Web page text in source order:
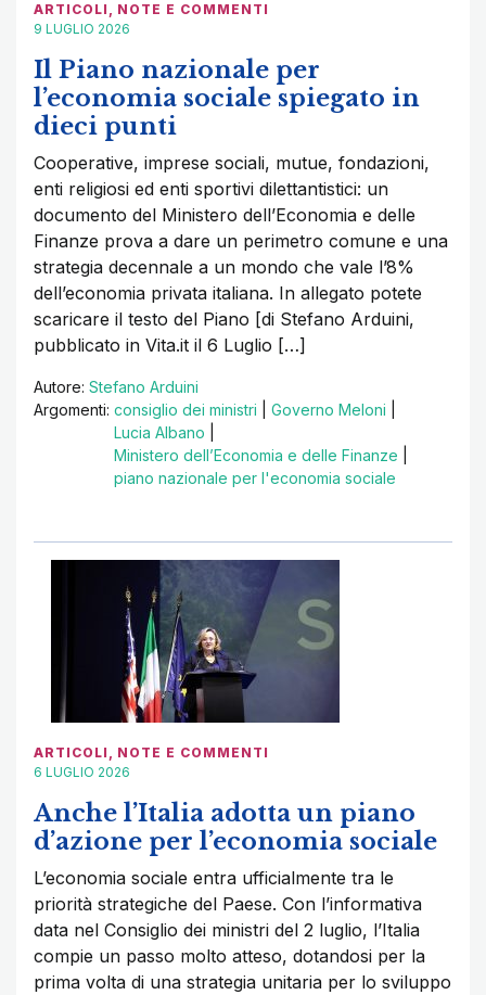
ARTICOLI , NOTE E COMMENTI
9 LUGLIO 2026
Il Piano nazionale per
l’economia sociale spiegato in
dieci punti
Cooperative, imprese sociali, mutue, fondazioni,
enti religiosi ed enti sportivi dilettantistici: un
documento del Ministero dell’Economia e delle
Finanze prova a dare un perimetro comune e una
strategia decennale a un mondo che vale l’8%
dell’economia privata italiana. In allegato potete
scaricare il testo del Piano [di Stefano Arduini,
pubblicato in Vita.it il 6 Luglio […]
Autore: Stefano Arduini
Argomenti: consiglio dei ministri Governo Meloni
Lucia Albano
Ministero dell’Economia e delle Finanze
piano nazionale per l'economia sociale
ARTICOLI , NOTE E COMMENTI
6 LUGLIO 2026
Anche l’Italia adotta un piano
d’azione per l’economia sociale
L’economia sociale entra ufficialmente tra le
priorità strategiche del Paese. Con l’informativa
data nel Consiglio dei ministri del 2 luglio, l’Italia
compie un passo molto atteso, dotandosi per la
prima volta di una strategia unitaria per lo sviluppo